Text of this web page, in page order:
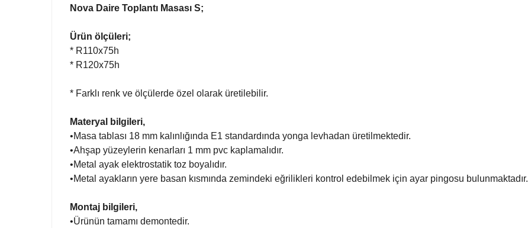
Nova Daire Toplantı Masası S;
Ürün ölçüleri;
* R110x75h
* R120x75h
* Farklı renk ve ölçülerde özel olarak üretilebilir.
Materyal bilgileri,
•Masa tablası 18 mm kalınlığında E1 standardında yonga levhadan üretilmektedir.
•Ahşap yüzeylerin kenarları 1 mm pvc kaplamalıdır.
•Metal ayak elektrostatik toz boyalıdır.
•Metal ayakların yere basan kısmında zemindeki eğrilikleri kontrol edebilmek için ayar pingosu bulunmaktadır.
Montaj bilgileri,
•Ürünün tamamı demontedir.